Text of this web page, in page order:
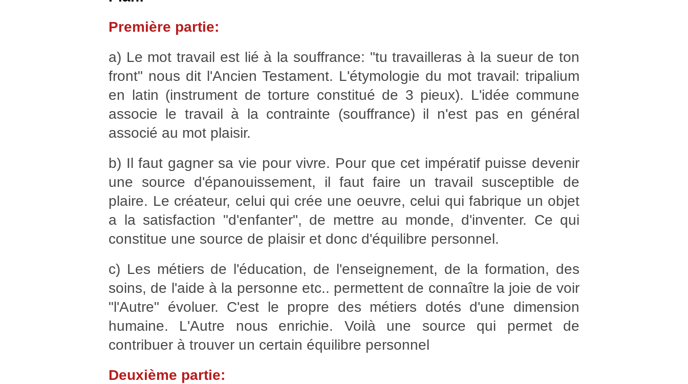
Première partie:
a) Le mot travail est lié à la souffrance: "tu travailleras à la sueur de ton
front" nous dit l'Ancien Testament. L'étymologie du mot travail: tripalium
en latin (instrument de torture constitué de 3 pieux). L'idée commune
associe le travail à la contrainte (souffrance) il n'est pas en général
associé au mot plaisir.
b) Il faut gagner sa vie pour vivre. Pour que cet impératif puisse devenir
une source d'épanouissement, il faut faire un travail susceptible de
plaire. Le créateur, celui qui crée une oeuvre, celui qui fabrique un objet
a la satisfaction "d'enfanter", de mettre au monde, d'inventer. Ce qui
constitue une source de plaisir et donc d'équilibre personnel.
c) Les métiers de l'éducation, de l'enseignement, de la formation, des
soins, de l'aide à la personne etc.. permettent de connaître la joie de voir
"l'Autre" évoluer. C'est le propre des métiers dotés d'une dimension
humaine. L'Autre nous enrichie. Voilà une source qui permet de
contribuer à trouver un certain équilibre personnel
Deuxième partie: